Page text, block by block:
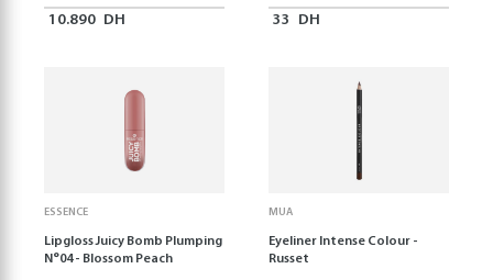
10.890 DH 33 DH
ESSENCE
Lipgloss Juicy Bomb Plumping
N°04 - Blossom Peach
MUA
Eyeliner Intense Colour -
Russet